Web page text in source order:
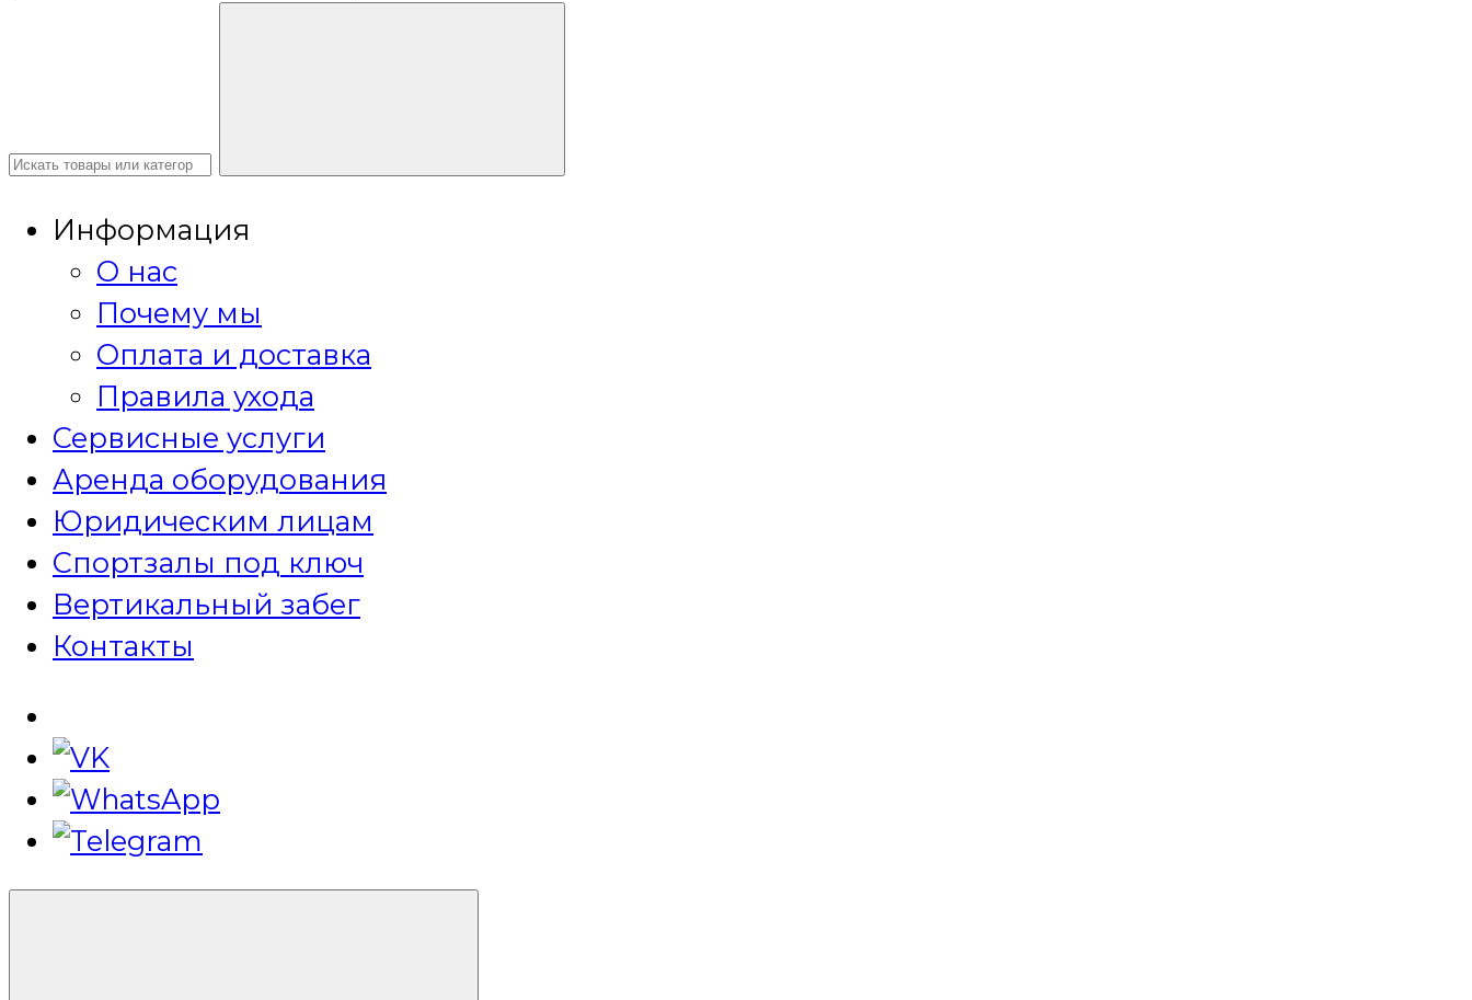
Информация
О нас
Почему мы
Оплата и доставка
Правила ухода
Сервисные услуги
Аренда оборудования
Юридическим лицам
Спортзалы под ключ
Вертикальный забег
Контакты